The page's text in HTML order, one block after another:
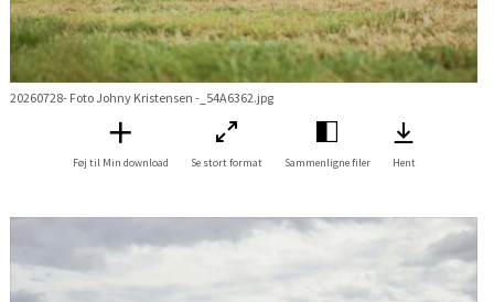
20260728- Foto Johny Kristensen -_54A6362.jpg
Føj til Min download Se stort format Sammenligne filer Hent